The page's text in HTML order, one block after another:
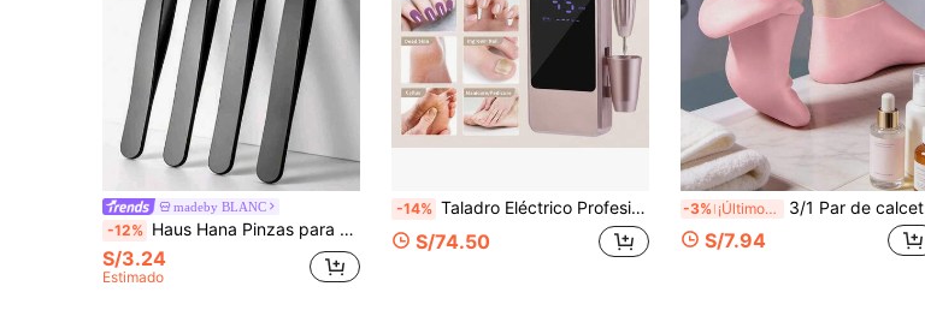
madeby BLANC
-12% Haus Hana Pinzas para depilación profesional, set de pinzas mini para viaje, pinzas para vello facial y dar forma a las cejas, pinzas de precisión, las mejores pinzas para piel sensible
S/3.24
Estimado
-14% Taladro Eléctrico Profesional de 45000 RPM - Herramienta Portátil Recargable de Bajo Ruido para Cuidado de Uñas y Pies, Adecuado para Regalos del Día de San Valentín, Máquina de Pulido, Pelado Eléctrico, Pulido y Eliminación de Uñas
S/74.50
-3% ¡Últimos 2 días 3/1 Par de calcetines de gel de silicona hidratantes para los pies - Unisex de alta elasticidad para reparar talones agrietados y ásperos, eliminar callosidades suaves | Aliviar el estrés, transpirables, antideslizantes, cuidado de los pies, calcetines reutilizables para masaje de pies y uso diario
S/7.94